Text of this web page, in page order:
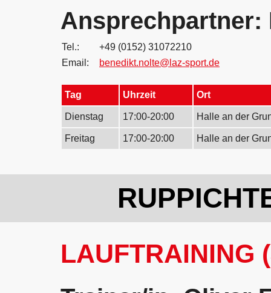
Ansprechpartner:
Tel.:
+49 (0152) 31072210
Email:
benedikt.nolte@laz-sport.de
Tag Uhrzeit Ort
Dienstag 17:00-20:00 Halle an der
Freitag 17:00-20:00 Halle an der
LAUFTRAINING